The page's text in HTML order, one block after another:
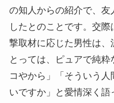
の知人からの紹介で、
したとのことです。交
撃取材に応じた男性は
とっては、ピュアで純
コやから」「そういう
いですか」と愛情深く語